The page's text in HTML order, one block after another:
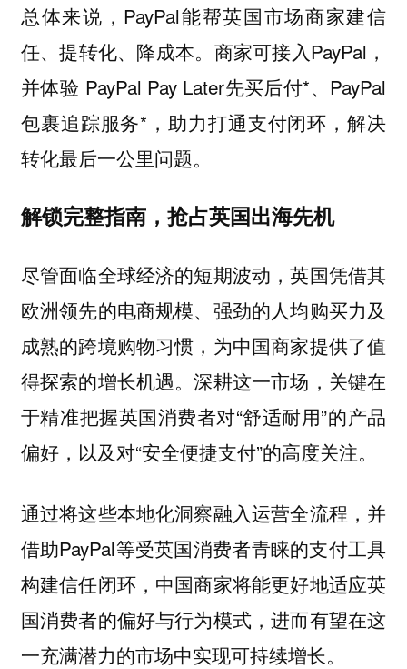
总体来说，PayPal能帮英国市场商家建信
任、提转化、降成本。商家可接入PayPal，
并体验 PayPal Pay Later先买后付*、PayPal
包裹追踪服务*，助力打通支付闭环，解决
转化最后一公里问题。
解锁完整指南，抢占英国出海先机
尽管面临全球经济的短期波动，英国凭借其
欧洲领先的电商规模、强劲的人均购买力及
成熟的跨境购物习惯，为中国商家提供了值
得探索的增长机遇。深耕这一市场，关键在
于精准把握英国消费者对“舒适耐用”的产品
偏好，以及对“安全便捷支付”的高度关注。
通过将这些本地化洞察融入运营全流程，并
借助PayPal等受英国消费者青睐的支付工具
构建信任闭环，中国商家将能更好地适应英
国消费者的偏好与行为模式，进而有望在这
一充满潜力的市场中实现可持续增长。